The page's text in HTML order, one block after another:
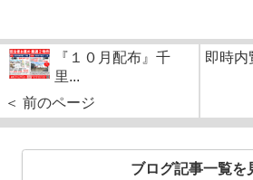
『１０月配布』千
里...
＜ 前のページ
即時内
ブログ記事一覧を